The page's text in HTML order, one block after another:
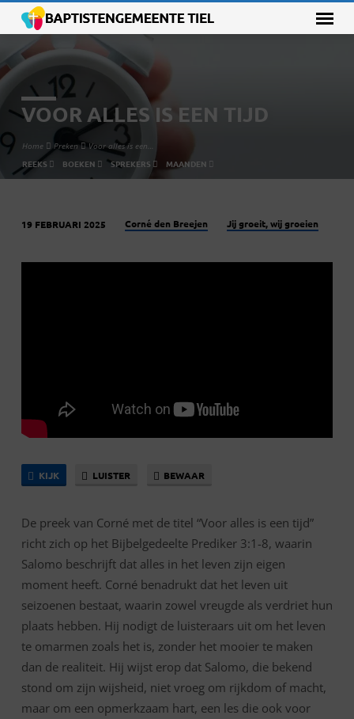
VOOR ALLES IS EEN TIJD
Home Preken Voor alles is een…
REEKS BOEKEN SPREKERS MAANDEN
ALLES
19 FEBRUARI 2025 Corné den Breejen Jij groeit, wij groeien
KIJK LUISTER BEWAAR
De preek van Corné met de titel “Voor alles is een tijd”
richt zich op het Bijbelgedeelte Prediker 3:1-8, waarin
Salomo beschrijft dat alles in het leven zijn eigen
moment heeft. Corné benadrukt dat het leven uit
seizoenen bestaat, waarin zowel vreugde als verdriet hun
plaats hebben. Hij nodigt de luisteraars uit om het leven
te omarmen zoals het is, zonder het mooier te maken
dan de realiteit. Hij wijst erop dat Salomo, die bekend
stond om zijn wijsheid, niet vroeg om rijkdom of macht,
maar om een opmerkzaam hart, een les die ook voor